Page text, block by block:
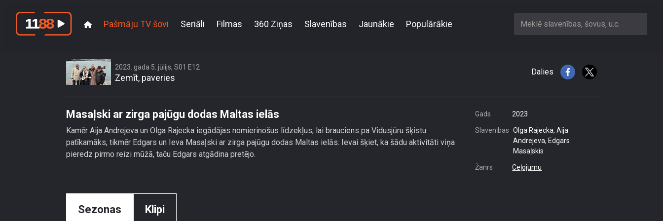
Pašmāju TV šovi Seriāli Filmas 360 Ziņas Slavenības Jaunākie Populārākie Meklē slavenības, šovus, u.c.
2023. gada 5. jūlijs, S01 E12
Zemīt, paveries
Dalies
Masaļski ar zirga pajūgu dodas Maltas ielās
Kamēr Aija Andrejeva un Olga Rajecka iegādājas nomierinošus līdzekļus, lai brauciens pa Vidusjūru šķistu
patīkamāks, tikmēr Edgars un Ieva Masaļski ar zirga pajūgu dodas Maltas ielās. Ievai šķiet, ka šādu aktivitāti viņa
pieredz pirmo reizi mūžā, taču Edgars atgādina pretējo.
Gads 2023
Slavenības Olga Rajecka, Aija
Andrejeva, Edgars
Masaļskis
Žanrs Ceļojumu
Sezonas Klipi